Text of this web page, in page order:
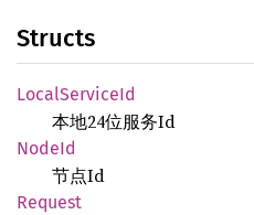
Structs
LocalServiceId
本地24位服务Id
NodeId
节点Id
Request